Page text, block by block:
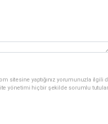
sitesine yaptığınız yorumunuzla ilgili
yönetimi hiçbir şekilde sorumlu